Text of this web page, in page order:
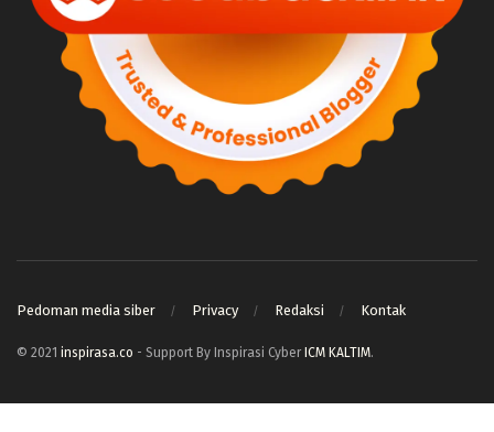
Pedoman media siber Privacy Redaksi Kontak
© 2021 inspirasa.co - Support By Inspirasi Cyber ICM KALTIM.